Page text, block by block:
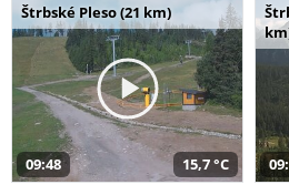
Štrbské Pleso (21 km)
09:48 15,7 °C